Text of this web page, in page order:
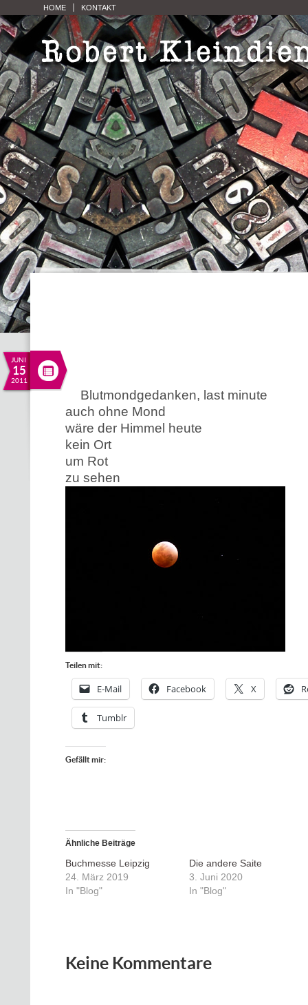
HOME KONTAKT
JUNI
15
2011
Blutmondgedanken, last minute
auch ohne Mond
wäre der Himmel heute
kein Ort
um Rot
zu sehen
Teilen mit:
E-Mail Facebook X
Tumblr
Gefällt mir:
Ähnliche Beiträge
Buchmesse Leipzig
24. März 2019
In "Blog"
Die andere Saite
3. Juni 2020
In "Blog"
Keine Kommentare